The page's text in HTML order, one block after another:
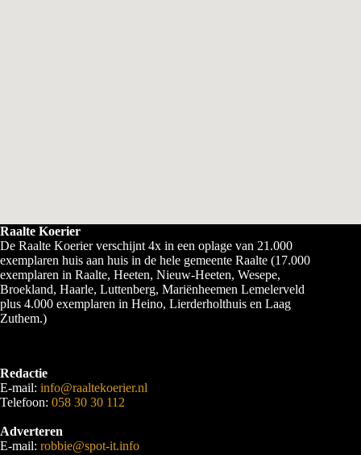
Raalte Koerier
De Raalte Koerier verschijnt 4x in een oplage van 21.000
exemplaren huis aan huis in de hele gemeente Raalte (17.000
exemplaren in Raalte, Heeten, Nieuw-Heeten, Wesepe,
Broekland, Haarle, Luttenberg, Mariënheemen Lemelerveld
plus 4.000 exemplaren in Heino, Lierderholthuis en Laag
Zuthem.)
Redactie
E-mail: info@raaltekoerier.nl
Telefoon: 058 30 30 112
Adverteren
E-mail: robbie@spot-it.info